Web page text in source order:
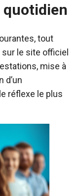
quotidien
tout
le site officiel
mise à
d’un
réflexe le plus